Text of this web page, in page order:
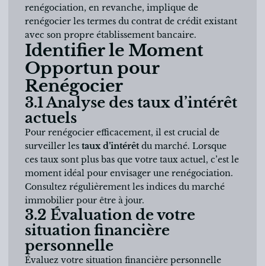
renégociation, en revanche, implique de
renégocier les termes du contrat de crédit existant
avec son propre établissement bancaire.
Identifier le Moment
Opportun pour
Renégocier
3.1 Analyse des taux d’intérêt
actuels
Pour renégocier efficacement, il est crucial de
surveiller les taux d’intérêt du marché. Lorsque
ces taux sont plus bas que votre taux actuel, c’est le
moment idéal pour envisager une renégociation.
Consultez régulièrement les indices du marché
immobilier pour être à jour.
3.2 Évaluation de votre
situation financière
personnelle
Évaluez votre situation financière personnelle